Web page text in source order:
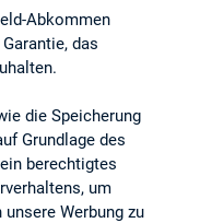
Abkommen
das
die Speicherung
Grundlage des
berechtigtes
um
Werbung zu